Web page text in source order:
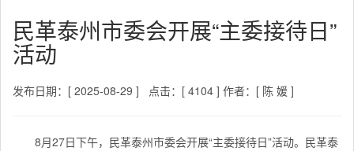
民革泰州市委会开展“主委接待日”
活动
发布日期：[ 2025-08-29 ] 点击：[ 4104 ] 作者：[ 陈 媛 ]
8月27日下午，民革泰州市委会开展“主委接待日”活动。民革泰